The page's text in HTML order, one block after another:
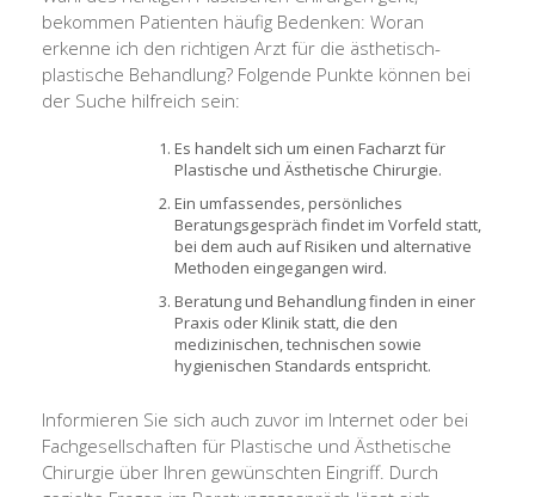
bekommen Patienten häufig Bedenken: Woran
erkenne ich den richtigen Arzt für die ästhetisch-
plastische Behandlung? Folgende Punkte können bei
der Suche hilfreich sein:
Es handelt sich um einen Facharzt für
Plastische und Ästhetische Chirurgie.
Ein umfassendes, persönliches
Beratungsgespräch findet im Vorfeld statt,
bei dem auch auf Risiken und alternative
Methoden eingegangen wird.
Beratung und Behandlung finden in einer
Praxis oder Klinik statt, die den
medizinischen, technischen sowie
hygienischen Standards entspricht.
Informieren Sie sich auch zuvor im Internet oder bei
Fachgesellschaften für Plastische und Ästhetische
Chirurgie über Ihren gewünschten Eingriff. Durch